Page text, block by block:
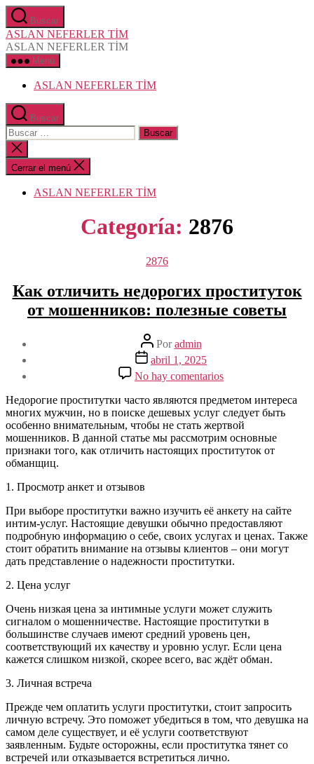
Saltar
al
contenido
Buscar
ASLAN NEFERLER TİM
ASLAN NEFERLER TİM
Menú
ASLAN NEFERLER TİM
Buscar
Buscar:
Cerrar
la
búsqueda
Cerrar el menú
ASLAN NEFERLER TİM
Categoría: 2876
Categorías
2876
Как отличить недорогих проституток
от мошенников: полезные советы
Autor
de
la
entrada
Poradmin
Fecha
la
abril 1, 2025
No hay comentarios
Как
отличить
недорогих
проституток
от
мошенников:
полезные
Недорогие проститутки часто являются предметом интереса
многих мужчин, но в поиске дешевых услуг следует быть
особенно внимательным, чтобы не стать жертвой
мошенников. В данной статье мы рассмотрим основные
признаки того, как отличить настоящих проституток от
обманщиц.
1. Просмотр анкет и отзывов
При выборе проститутки важно изучить её анкету на сайте
интим-услуг. Настоящие девушки обычно предоставляют
подробную информацию о себе, своих услугах и ценах. Также
стоит обратить внимание на отзывы клиентов – они могут
дать представление о надежности проститутки.
2. Цена услуг
Очень низкая цена за интимные услуги может служить
сигналом о мошенничестве. Настоящие проститутки в
большинстве случаев имеют средний уровень цен,
соответствующий их качеству и уровню услуг. Если цена
кажется слишком низкой, скорее всего, вас ждёт обман.
3. Личная встреча
Прежде чем оплатить услуги проститутки, стоит запросить
личную встречу. Это поможет убедиться в том, что девушка на
самом деле существует, и её услуги соответствуют
заявленным. Будьте осторожны, если проститутка тянет со
встречей или отказывается встретиться лично.